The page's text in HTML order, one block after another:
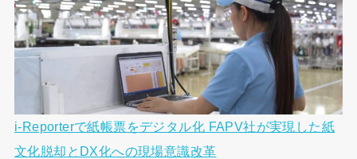
i-Reporterで紙帳票をデジタル化 FAPV社が実現した紙
文化脱却とDX化への現場意識改革